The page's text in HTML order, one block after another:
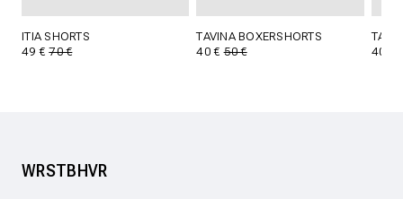
ITIA SHORTS
49 €70 €
TAVINA BOXERSHORTS
40 €50 €
40 €
WRSTBHVR